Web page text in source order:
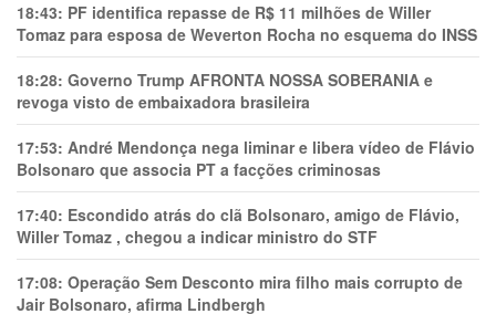
18:43: PF identifica repasse de R$ 11 milhões de Willer
Tomaz para esposa de Weverton Rocha no esquema do INSS
18:28: Governo Trump AFRONTA NOSSA SOBERANIA e
revoga visto de embaixadora brasileira
17:53: André Mendonça nega liminar e libera vídeo de Flávio
Bolsonaro que associa PT a facções criminosas
17:40: Escondido atrás do clã Bolsonaro, amigo de Flávio,
Willer Tomaz , chegou a indicar ministro do STF
17:08: Operação Sem Desconto mira filho mais corrupto de
Jair Bolsonaro, afirma Lindbergh